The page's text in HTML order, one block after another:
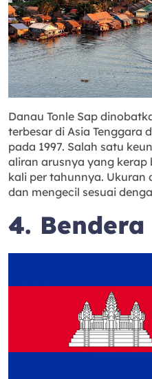
Danau Tonle Sap
terbesar di Asia Tenggara
pada 1997. Salah satu
aliran arusnya yang kerap
kali per tahunnya. Ukuran
dan mengecil sesuai
4.